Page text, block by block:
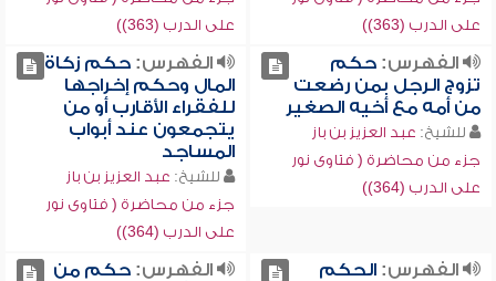
على الدرب (363))
على الدرب (363))
الفهرس:حكم
تزوج الرجل بمن رضعت
من أمه مع أخيه الصغير
للشيخ: عبد العزيز بن باز
جزء من محاضرة ( فتاوى نور
على الدرب (364))
الفهرس:حكم زكاة
المال وحكم إخراجها
للفقراء الأقارب أو من
يتجمعون عند أبواب
المساجد
للشيخ: عبد العزيز بن باز
جزء من محاضرة ( فتاوى نور
على الدرب (364))
الفهرس:الحكم
الفهرس:حكم من